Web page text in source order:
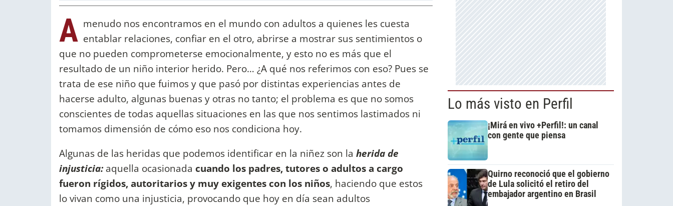
A menudo nos encontramos en el mundo con adultos a quienes les cuesta
entablar relaciones, confiar en el otro, abrirse a mostrar sus sentimientos o
que no pueden comprometerse emocionalmente, y esto no es más que el
resultado de un niño interior herido. Pero… ¿A qué nos referimos con eso? Pues se
trata de ese niño que fuimos y que pasó por distintas experiencias antes de
hacerse adulto, algunas buenas y otras no tanto; el problema es que no somos
conscientes de todas aquellas situaciones en las que nos sentimos lastimados ni
tomamos dimensión de cómo eso nos condiciona hoy.
Algunas de las heridas que podemos identificar en la niñez son la herida de
injusticia:aquella ocasionada cuando los padres, tutores o adultos a cargo
fueron rígidos, autoritarios y muy exigentes con los niños, haciendo que estos
lo vivan como una injusticia, provocando que hoy en día sean adultos
Lo más visto en Perfil
¡Mirá en vivo +Perfil!: un canal
con gente que piensa
Quirno reconoció que el gobierno
de Lula solicitó el retiro del
embajador argentino en Brasil